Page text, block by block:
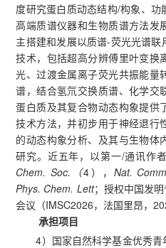
度研究蛋白质动态结构/构象、
高端质谱仪器和生物质谱方法发
主搭建和发展以质谱-荧光光谱
技术，包括超高分辨傅里叶变换
光、过渡金属离子荧光共振能量
谱，结合氢氘交换质谱、化学交
蛋白质及其复合物动态构象提供
技术方法，并初步用于神经退行
的动态构象分析、及其与生物体
研究。近五年，以第一/通讯作
Chem. Soc.（4），Nat.
Phys. Chem. Lett；授权中国发
会议（IMSC2026，法国里昂，
承担项目
4）国家自然科学基金优秀